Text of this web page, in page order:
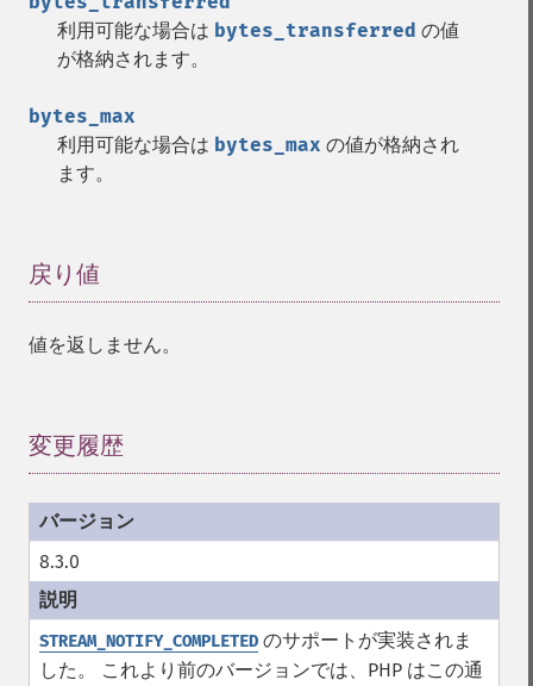
利用可能な場合は bytes_transferred の値
が格納されます。
bytes_max
利用可能な場合は bytes_max の値が格納され
ます。
戻り値
値を返しません。
変更履歴
8.3.0
STREAM_NOTIFY_COMPLETED のサポートが実装されま
した。 これより前のバージョンでは、PHP はこの通